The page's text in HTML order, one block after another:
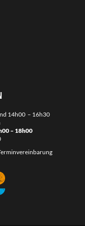
14h00 – 16h30
– 18h00